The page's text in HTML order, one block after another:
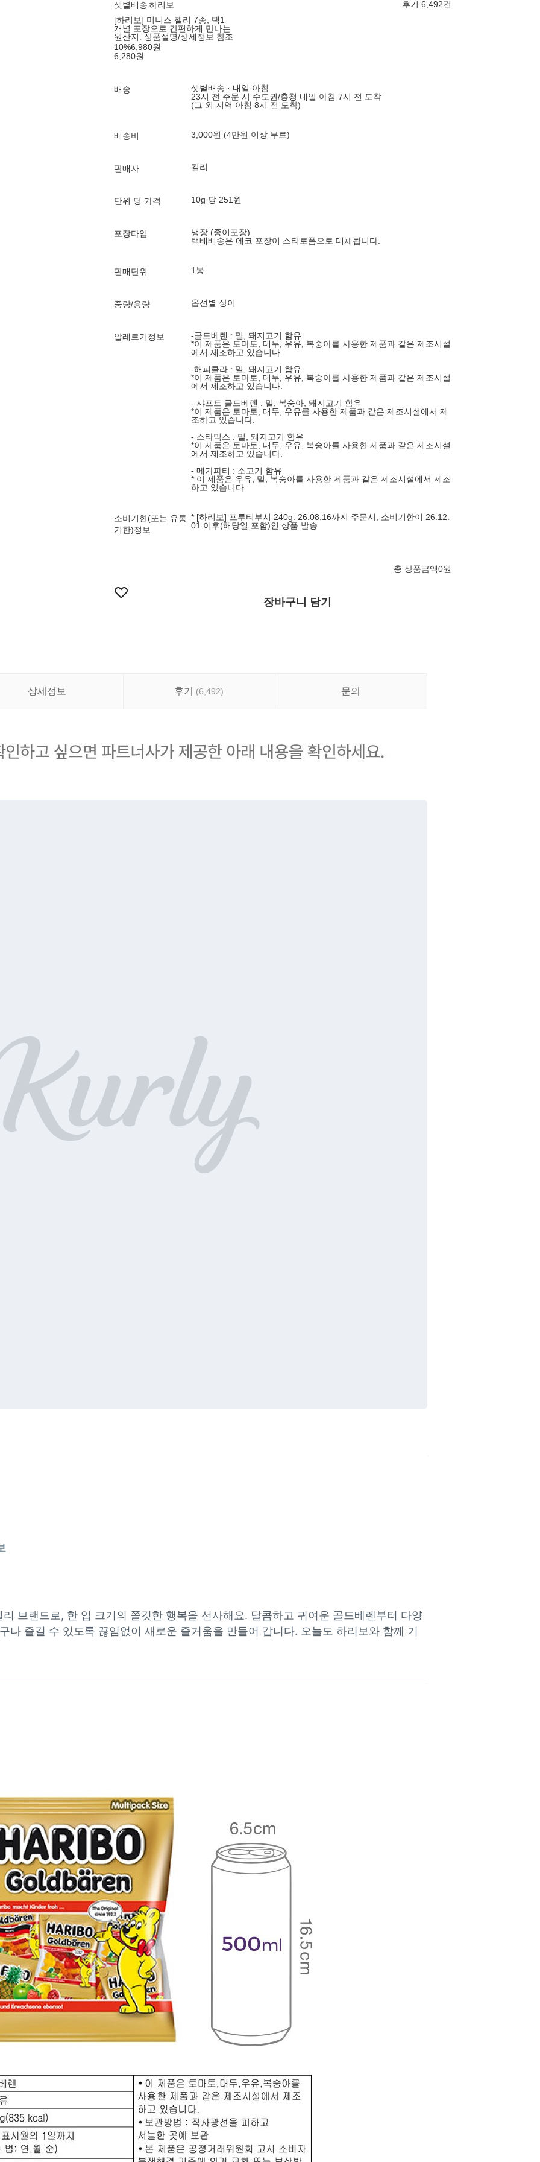
샛별배송하리보
후기 6,492건
[하리보] 미니스 젤리 7종, 택1
개별 포장으로 간편하게 만나는
원산지: 상품설명/상세정보 참조
10%6,980원
6,280원
배송
샛별배송 · 내일 아침
23시 전 주문 시 수도권/충청 내일 아침 7시 전 도착
(그 외 지역 아침 8시 전 도착)
배송비 3,000원 (4만원 이상 무료)
판매자 컬리
단위 당 가격 10g 당 251원
포장타입
냉장 (종이포장)
택배배송은 에코 포장이 스티로폼으로 대체됩니다.
판매단위 1봉
중량/용량 옵션별 상이
알레르기정보
-골드베렌 : 밀, 돼지고기 함유
*이 제품은 토마토, 대두, 우유, 복숭아를 사용한 제품과 같은 제조시설
에서 제조하고 있습니다.
-해피콜라 : 밀, 돼지고기 함유
*이 제품은 토마토, 대두, 우유, 복숭아를 사용한 제품과 같은 제조시설
에서 제조하고 있습니다.
- 샤프트 골드베렌 : 밀, 복숭아, 돼지고기 함유
*이 제품은 토마토, 대두, 우유를 사용한 제품과 같은 제조시설에서 제
조하고 있습니다.
- 스타믹스 : 밀, 돼지고기 함유
*이 제품은 토마토, 대두, 우유, 복숭아를 사용한 제품과 같은 제조시설
에서 제조하고 있습니다.
- 메가파티 : 소고기 함유
* 이 제품은 우유, 밀, 복숭아를 사용한 제품과 같은 제조시설에서 제조
하고 있습니다.
소비기한(또는 유통
기한)정보
* [하리보] 프루티부시 240g: 26.08.16까지 주문시, 소비기한이 26.12.
01 이후(해당일 포함)인 상품 발송
총 상품금액0원
장바구니 담기
상세정보 후기 (6,492) 문의
브랜드로, 한 입 크기의 쫄깃한 행복을 선사해요. 달콤하고 귀여운 골드베렌부터 다양
나 즐길 수 있도록 끊임없이 새로운 즐거움을 만들어 갑니다. 오늘도 하리보와 함께 기